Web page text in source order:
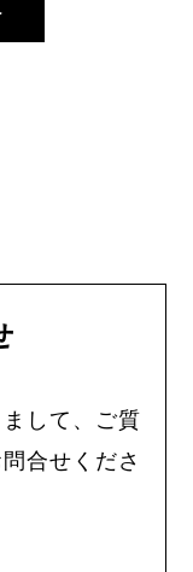
して、ご質
合せくださ